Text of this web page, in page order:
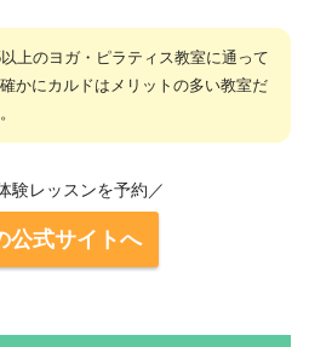
上のヨガ・ピラティス教室に通って
かにカルドはメリットの多い教室だ
験レッスンを予約／
公式サイトへ